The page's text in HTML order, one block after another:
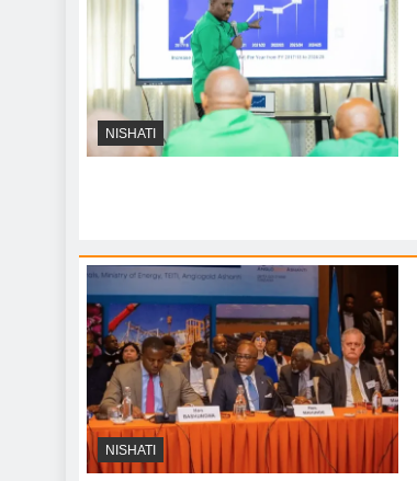
NISHATI
NISHATI